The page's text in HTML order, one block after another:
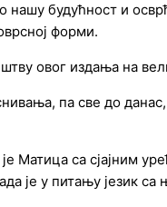
нашу будућност и
форми.
овог издања на
па све до
Матица са сјајним
је у питању језик